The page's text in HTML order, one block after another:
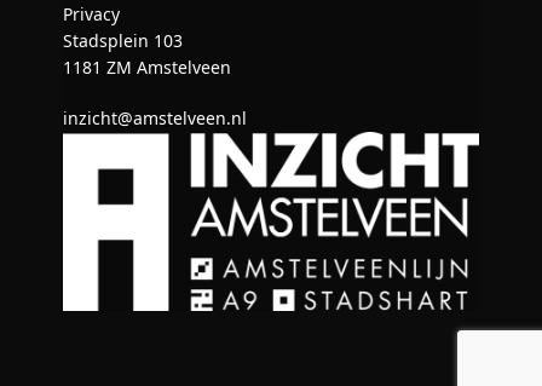
Privacy
Stadsplein 103
1181 ZM Amstelveen
inzicht@amstelveen.nl